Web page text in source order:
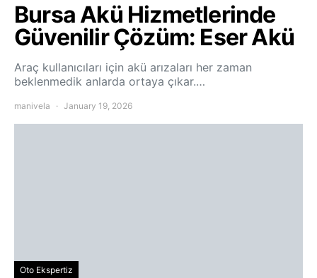
Bursa Akü Hizmetlerinde
Güvenilir Çözüm: Eser Akü
Araç kullanıcıları için akü arızaları her zaman
beklenmedik anlarda ortaya çıkar.…
manivela January 19, 2026
Oto Ekspertiz